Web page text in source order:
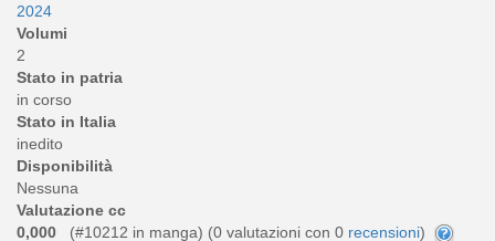
2024
Volumi
2
Stato in patria
in corso
Stato in Italia
inedito
Disponibilità
Nessuna
Valutazione cc
0,000
(#10212 in manga) (0 valutazioni con 0 recensioni)